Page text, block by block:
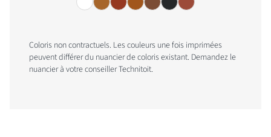
Coloris non contractuels. Les couleurs une fois imprimées
peuvent différer du nuancier de coloris existant. Demandez le
nuancier à votre conseiller Technitoit.